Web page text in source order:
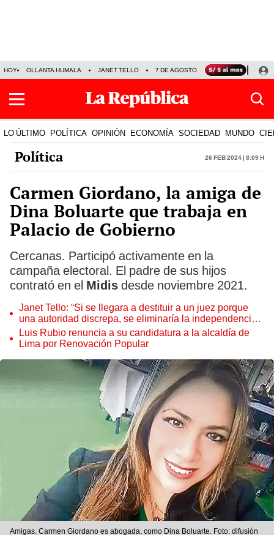
HOY OLLANTA HUMALA JANET TELLO 7 DE AGOSTO TINKA RESULTADOS
LO ÚLTIMO POLÍTICA OPINIÓN ECONOMÍA SOCIEDAD MUNDO
Política 26 Feb 2024 | 8:09 h
Carmen Giordano, la amiga de
Dina Boluarte que trabaja en
Palacio de Gobierno
Cercanas. Participó activamente en la
campaña electoral. El padre de sus hijos
contrató en el Midis desde noviembre 2021.
Janet Tello: “Si se llegara a destituir a un juez porque
una autoridad discrepa, se eliminaría la independencia
judicial”
Luis Rubio renuncia a su candidatura a la alcaldía de
Lima por Renovación Popular
Amigas. Carmen Giordano es abogada, como Dina Boluarte. Foto: difusión